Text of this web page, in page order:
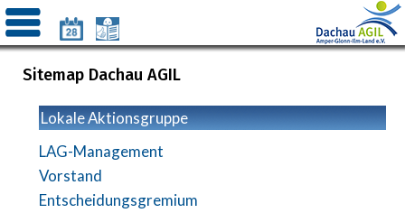
Sitemap Dachau AGIL
Lokale Aktionsgruppe
LAG-Management
Vorstand
Entscheidungsgremium